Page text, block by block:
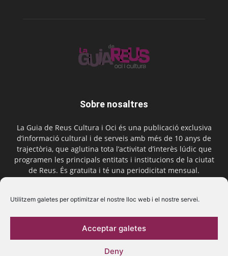
Utilitzem galetes per optimitzar el nostre lloc web i el nostre servei.
Acceptar galetes
Deny
Sobre nosaltres
La Guia de Reus Cultura i Oci és una publicació exclusiva
d’informació cultural i de serveis amb més de 10 anys de
trajectòria, que aglutina tota l’activitat d’interès lúdic que
programen les principals entitats i institucions de la ciutat
de Reus. És gratuïta i té una periodicitat mensual.
Segueix-nos